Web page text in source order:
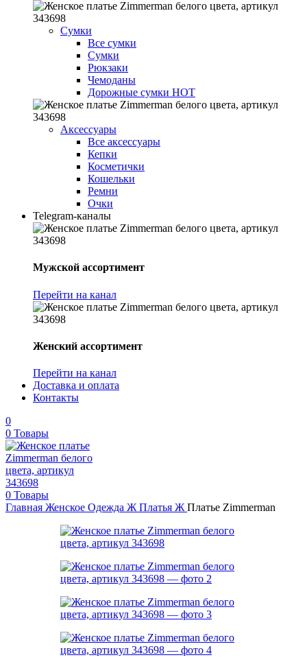
Сумки
Все сумки
Сумки
Рюкзаки
Чемоданы
Дорожные сумки HOT
Аксессуары
Все аксессуары
Кепки
Косметички
Кошельки
Ремни
Очки
Telegram-каналы
Мужской ассортимент
Перейти на канал
Женский ассортимент
Перейти на канал
Доставка и оплата
Контакты
0
0 Товары
0 Товары
Главная Женское Одежда Ж Платья Ж Платье Zimmerman